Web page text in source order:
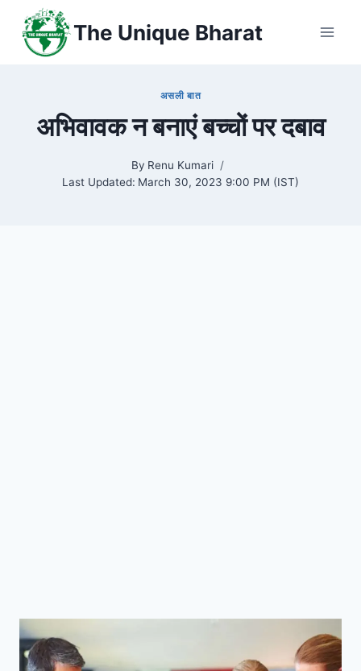
content
The Unique Bharat
असली बात
अभिवावक न बनाएं बच्चों पर दबाव
By Renu Kumari
Last Updated: March 30, 2023 9:00 PM (IST)